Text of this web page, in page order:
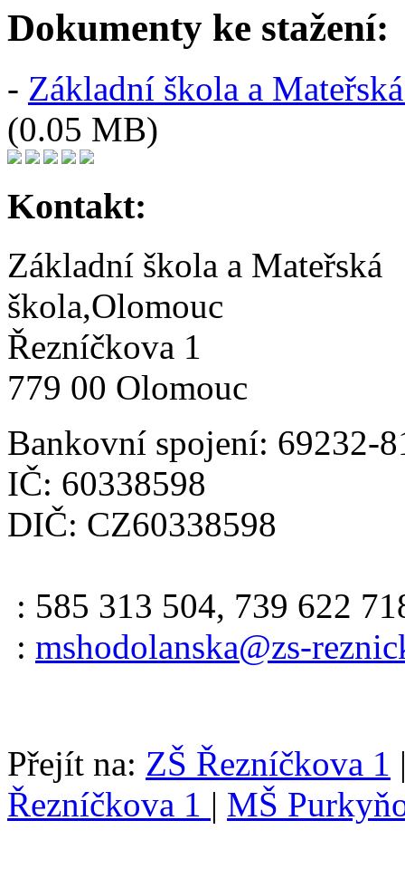
Dokumenty ke stažení:
- Základní škola a
(0.05 MB)
Kontakt:
Základní škola a Mateřská
škola,Olomouc
Řezníčkova 1
779 00 Olomouc
Bankovní spojení: 69232-
IČ: 60338598
DIČ: CZ60338598
: 585 313 504, 739 622
: mshodolanska@zs-
Přejít na: ZŠ Řezníčkova 1
Řezníčkova 1 | MŠ